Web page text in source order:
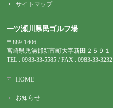
サイトマップ
一ツ瀬川県民ゴルフ場
〒889-1406
宮崎県児湯郡新富町大字新田２５９１
TEL : 0983-33-5585 / FAX : 0983-33-3232
HOME
お知らせ